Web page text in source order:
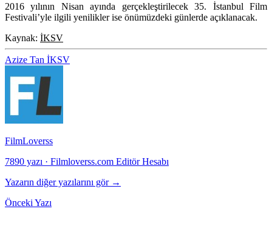
2016 yılının Nisan ayında gerçekleştirilecek 35. İstanbul Film
Festivali’yle ilgili yenilikler ise önümüzdeki günlerde açıklanacak.
Kaynak: İKSV
Azize Tan İKSV
FilmLoverss
7890 yazı · Filmloverss.com Editör Hesabı
Yazarın diğer yazılarını gör →
Önceki Yazı